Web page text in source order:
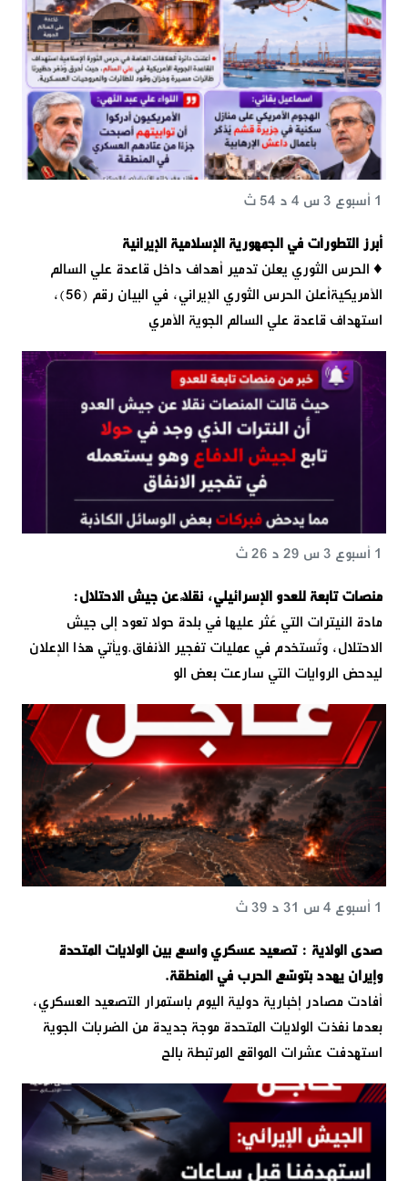
أبرز التطورات في الجمهورية الإسلامية الإيرانية
1 أسبوع 3 س 4 د 54 ث
♦️ الحرس الثوري يعلن تدمير أهداف داخل قاعدة علي السالم
الأمريكيةأعلن الحرس الثوري الإيراني، في البيان رقم (56)،
استهداف قاعدة علي السالم الجوية الأمري
منصات تابعة للعدو الإسرائيلي، نقلًا عن جيش الاحتلال:
1 أسبوع 3 س 29 د 26 ث
مادة النيترات التي عُثر عليها في بلدة حولا تعود إلى جيش
الاحتلال، وتُستخدم في عمليات تفجير الأنفاق.ويأتي هذا الإعلان
ليدحض الروايات التي سارعت بعض الو
صدى الولاية : تصعيد عسكري واسع بين الولايات المتحدة
وإيران يهدد بتوسّع الحرب في المنطقة.
1 أسبوع 4 س 31 د 39 ث
أفادت مصادر إخبارية دولية اليوم باستمرار التصعيد العسكري،
بعدما نفذت الولايات المتحدة موجة جديدة من الضربات الجوية
استهدفت عشرات المواقع المرتبطة بالح